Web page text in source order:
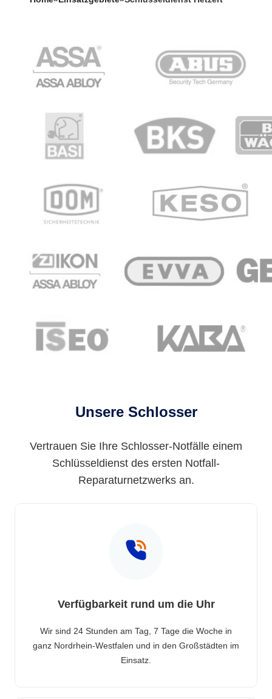
Unsere Schlosser
Vertrauen Sie Ihre Schlosser-Notfälle einem
Schlüsseldienst des ersten Notfall-
Reparaturnetzwerks an.
Verfügbarkeit rund um die Uhr
Wir sind 24 Stunden am Tag, 7 Tage die Woche in
ganz Nordrhein-Westfalen und in den Großstädten im
Einsatz.